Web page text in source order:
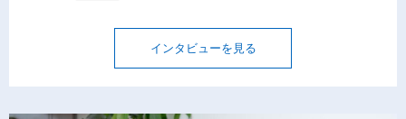
インタビューを見る